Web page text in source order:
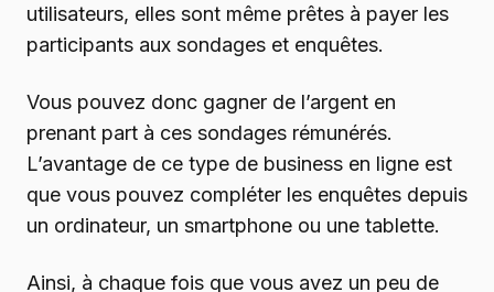
utilisateurs, elles sont même prêtes à payer les
participants aux sondages et enquêtes.
Vous pouvez donc gagner de l’argent en
prenant part à ces sondages rémunérés.
L’avantage de ce type de business en ligne est
que vous pouvez compléter les enquêtes depuis
un ordinateur, un smartphone ou une tablette.
Ainsi, à chaque fois que vous avez un peu de